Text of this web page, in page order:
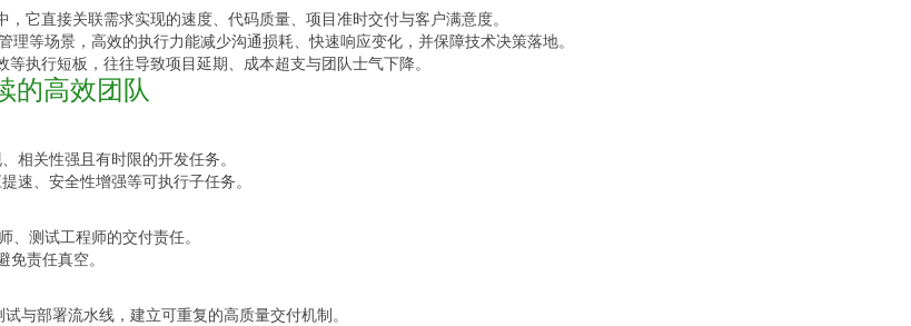
它直接关联需求实现的速度、代码质量、项目准时交付与客户满意度。
等场景，高效的执行力能减少沟通损耗、快速响应变化，并保障技术决策落地。
执行短板，往往导致项目延期、成本超支与团队士气下降。
的高效团队
相关性强且有时限的开发任务。
速、安全性增强等可执行子任务。
测试工程师的交付责任。
责任真空。
与部署流水线，建立可重复的高质量交付机制。